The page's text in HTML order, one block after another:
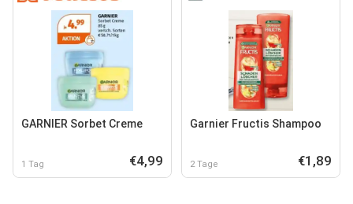
GARNIER Sorbet Creme
1 Tag €4,99
Garnier Fructis Shampoo
2 Tage €1,89